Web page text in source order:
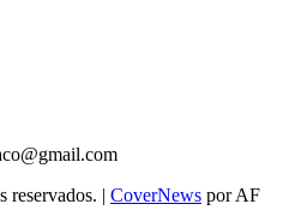
reservados. | CoverNews por AF